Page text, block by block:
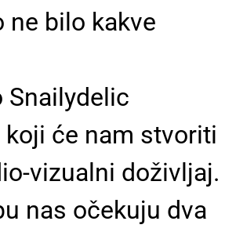
ne bilo kakve
Snailydelic
će nam stvoriti
vizualni doživljaj.
nas očekuju dva